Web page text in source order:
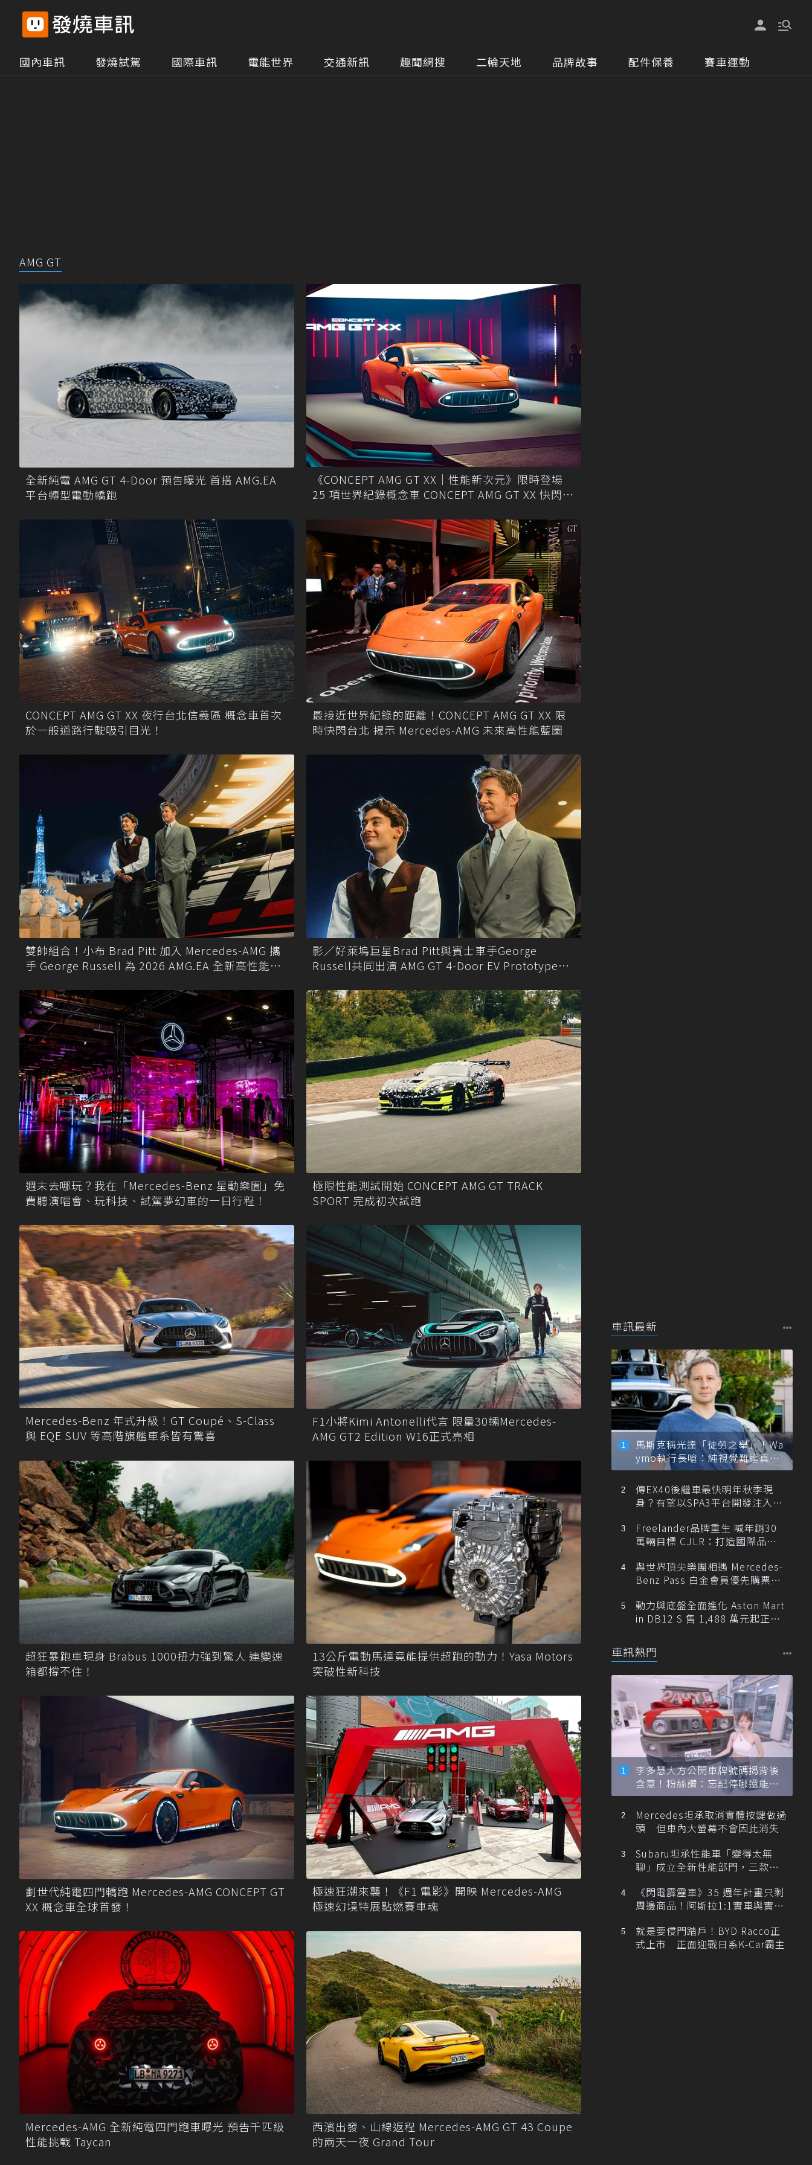
國內車訊 發燒試駕 國際車訊 電能世界 交通新訊 趣聞網搜 二輪天地 品牌故事 配件保養 賽車運動
AMG GT
全新純電 AMG GT 4-Door 預告曝光 首搭 AMG.EA
平台轉型電動轎跑
《CONCEPT AMG GT XX｜性能新次元》限時登場
25 項世界紀錄概念車 CONCEPT AMG GT XX 快閃台
CONCEPT AMG GT XX 夜行台北信義區 概念車首次
於一般道路行駛吸引目光！
最接近世界紀錄的距離！CONCEPT AMG GT XX 限
時快閃台北 揭示 Mercedes-AMG 未來高性能藍圖
雙帥組合！小布 Brad Pitt 加入 Mercedes-AMG 攜
手 George Russell 為 2026 AMG.EA 全新高性能跑
影／好萊塢巨星Brad Pitt與賓士車手George
Russell共同出演 AMG GT 4-Door EV Prototype來
週末去哪玩？我在「Mercedes-Benz 星動樂園」免
費聽演唱會、玩科技、試駕夢幻車的一日行程！
極限性能測試開始 CONCEPT AMG GT TRACK
SPORT 完成初次試跑
Mercedes-Benz 年式升級！GT Coupé、S-Class
與 EQE SUV 等高階旗艦車系皆有驚喜
F1小將Kimi Antonelli代言 限量30輛Mercedes-
AMG GT2 Edition W16正式亮相
超狂暴跑車現身 Brabus 1000扭力強到驚人 連變速
箱都撐不住！
13公斤電動馬達竟能提供超跑的動力！Yasa Motors
突破性新科技
劃世代純電四門轎跑 Mercedes-AMG CONCEPT GT
XX 概念車全球首發！
極速狂潮來襲！《F1 電影》開映 Mercedes-AMG
極速幻境特展點燃賽車魂
Mercedes-AMG 全新純電四門跑車曝光 預告千匹級
性能挑戰 Taycan
西濱出發、山線返程 Mercedes-AMG GT 43 Coupe
的兩天一夜 Grand Tour
車訊最新
馬斯克稱光達「徒勞之舉」！Wa
ymo執行長嗆：純視覺難達真正
自動駕駛
傳EX40後繼車最快明年秋季現
身？有望以SPA3平台開發注入80
Freelander品牌重生 喊年銷30
萬輛目標 CJLR：打造國際品牌
與世界頂尖樂團相遇 Mercedes-
Benz Pass 白金會員優先購票維
動力與底盤全面進化 Aston Mart
in DB12 S 售 1,488 萬元起正式
車訊熱門
李多慧大方公開車牌號碼揭背後
含意！粉絲讚：忘記停哪還能幫
忙找車
Mercedes坦承取消實體按鍵做過
頭 但車內大螢幕不會因此消失
Subaru坦承性能車「變得太無
聊」成立全新性能部門，三款手
《閃電霹靂車》35 週年計畫只剩
周邊商品！阿斯拉1:1實車與實體
就是要侵門踏戶！BYD Racco正
式上市 正面迎戰日系K-Car霸主